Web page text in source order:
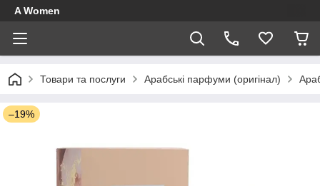
A Women
Товари та послуги Арабські парфуми (оригінал)
–19%